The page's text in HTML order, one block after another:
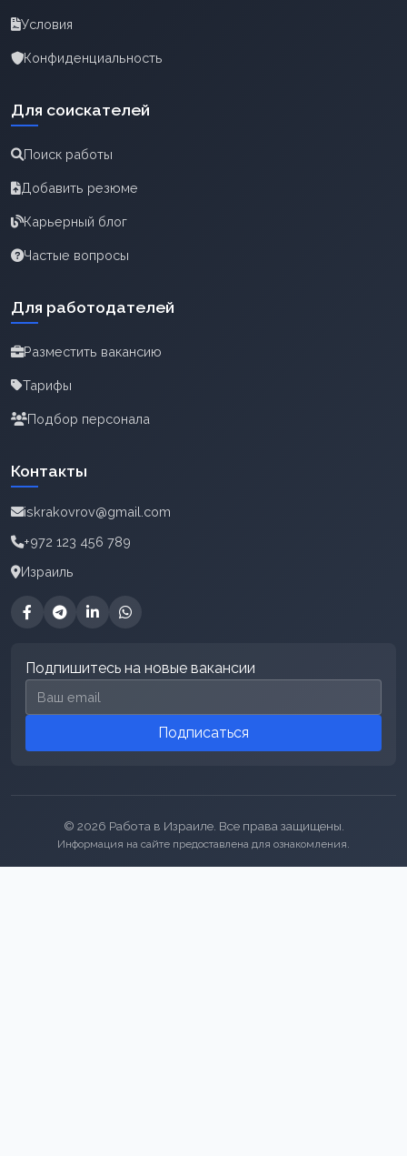
Условия
Конфиденциальность
Для соискателей
Поиск работы
Добавить резюме
Карьерный блог
Частые вопросы
Для работодателей
Разместить вакансию
Тарифы
Подбор персонала
Контакты
iskrakovrov@gmail.com
+972 123 456 789
Израиль
Подпишитесь на новые вакансии
Email для подписки
Подписаться
© 2026 Работа в Израиле. Все права защищены.
Информация на сайте предоставлена для ознакомления.